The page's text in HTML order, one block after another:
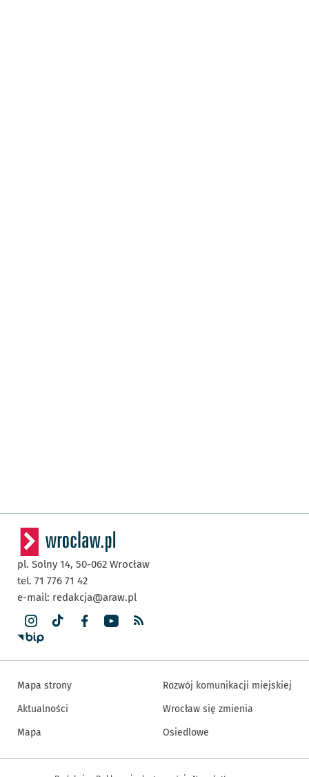
pl. Solny 14, 50-062 Wrocław
tel. 71 776 71 42
e-mail: redakcja@araw.pl
Mapa strony
Aktualności
Mapa
Rozwój komunikacji miejskiej
Wrocław się zmienia
Osiedlowe
Inne informacje